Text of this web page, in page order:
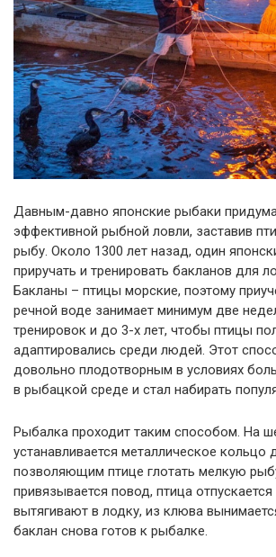
Давным-давно японские рыбаки
эффективной рыбной ловли, заставив
рыбу. Около 1300 лет назад, один
приручать и тренировать бакланов для
Бакланы – птицы морские, поэтому
речной воде занимает минимум две
тренировок и до 3-х лет, чтобы птицы
адаптировались среди людей. Этот
довольно плодотворным в условиях
в рыбацкой среде и стал набирать
Рыбалка проходит таким способом. На
устанавливается металлическое кольцо
позволяющим птице глотать мелкую
привязывается повод, птица
вытягивают в лодку, из клюва
баклан снова готов к рыбалке.